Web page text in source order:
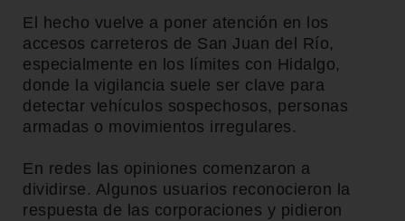
El hecho vuelve a poner atención en los
accesos carreteros de San Juan del Río,
especialmente en los límites con Hidalgo,
donde la vigilancia suele ser clave para
detectar vehículos sospechosos, personas
armadas o movimientos irregulares.
En redes las opiniones comenzaron a
dividirse. Algunos usuarios reconocieron la
respuesta de las corporaciones y pidieron